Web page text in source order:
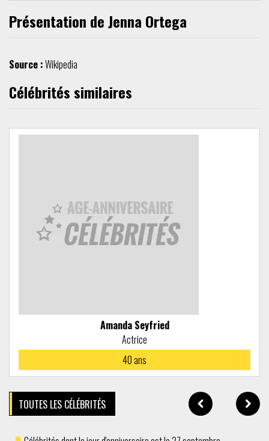
Présentation de Jenna Ortega
Source :Wikipedia
Célébrités similaires
Amanda Seyfried
Actrice
40ans
TOUTES LES CÉLÉBRITÉS